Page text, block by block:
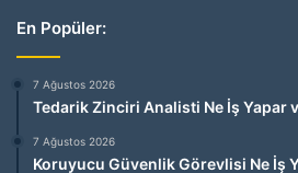
En Popüler:
7 Ağustos 2026
Tedarik Zinciri Analisti Ne İş Yapar
7 Ağustos 2026
Koruyucu Güvenlik Görevlisi Ne İş